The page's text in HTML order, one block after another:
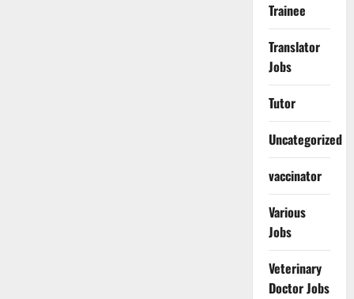
Trainee
Translator
Jobs
Tutor
Uncategorized
vaccinator
Various
Jobs
Veterinary
Doctor Jobs